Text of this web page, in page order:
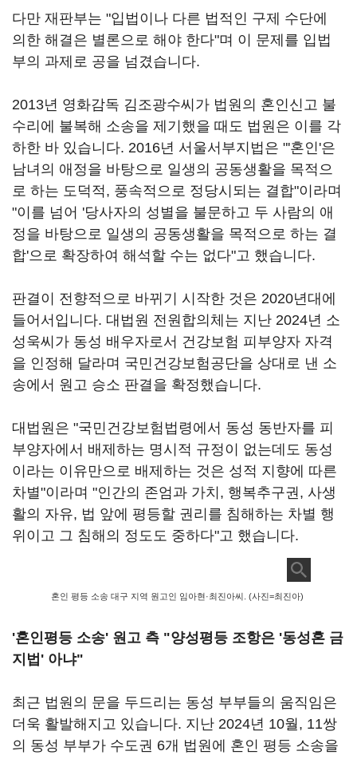
다만 재판부는 "입법이나 다른 법적인 구제 수단에
의한 해결은 별론으로 해야 한다"며 이 문제를 입법
부의 과제로 공을 넘겼습니다.
2013년 영화감독 김조광수씨가 법원의 혼인신고 불
수리에 불복해 소송을 제기했을 때도 법원은 이를 각
하한 바 있습니다. 2016년 서울서부지법은 "'혼인'은
남녀의 애정을 바탕으로 일생의 공동생활을 목적으
로 하는 도덕적, 풍속적으로 정당시되는 결합"이라며
"이를 넘어 '당사자의 성별을 불문하고 두 사람의 애
정을 바탕으로 일생의 공동생활을 목적으로 하는 결
합'으로 확장하여 해석할 수는 없다"고 했습니다.
판결이 전향적으로 바뀌기 시작한 것은 2020년대에
들어서입니다. 대법원 전원합의체는 지난 2024년 소
성욱씨가 동성 배우자로서 건강보험 피부양자 자격
을 인정해 달라며 국민건강보험공단을 상대로 낸 소
송에서 원고 승소 판결을 확정했습니다.
대법원은 "국민건강보험법령에서 동성 동반자를 피
부양자에서 배제하는 명시적 규정이 없는데도 동성
이라는 이유만으로 배제하는 것은 성적 지향에 따른
차별"이라며 "인간의 존엄과 가치, 행복추구권, 사생
활의 자유, 법 앞에 평등할 권리를 침해하는 차별 행
위이고 그 침해의 정도도 중하다"고 했습니다.
혼인 평등 소송 대구 지역 원고인 임아현·최진아씨. (사진=최진아)
'혼인평등 소송' 원고 측 "양성평등 조항은 '동성혼 금
지법' 아냐"
최근 법원의 문을 두드리는 동성 부부들의 움직임은
더욱 활발해지고 있습니다. 지난 2024년 10월, 11쌍
의 동성 부부가 수도권 6개 법원에 혼인 평등 소송을